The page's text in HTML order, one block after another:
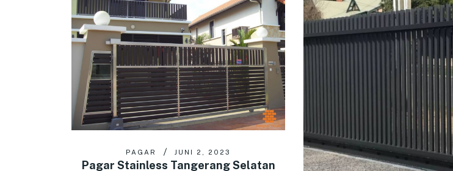
PAGAR JUNI 2, 2023
Pagar Stainless Tangerang Selatan